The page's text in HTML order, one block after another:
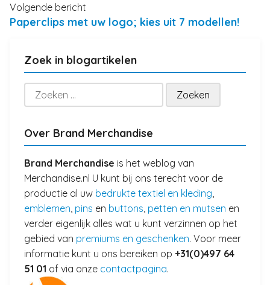
Volgende bericht
Paperclips met uw logo; kies uit 7 modellen!
Zoek in blogartikelen
Zoeken
naar:
Over Brand Merchandise
Brand Merchandise is het weblog van
Merchandise.nl U kunt bij ons terecht voor de
productie al uw bedrukte textiel en kleding
emblemen pins en buttons petten en mutsen en
verder eigenlijk alles wat u kunt verzinnen op het
gebied van premiums en geschenken. Voor meer
informatie kunt u ons bereiken op +31(0)497 64
51 01 of via onze contactpagina.